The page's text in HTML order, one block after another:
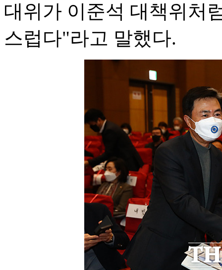
대위가 이준석 대책위처
스럽다"라고 말했다.